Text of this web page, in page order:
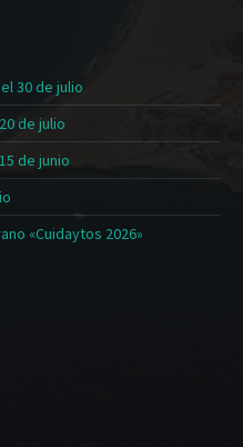
30 de julio
de julio
de junio
«Cuidaytos 2026»